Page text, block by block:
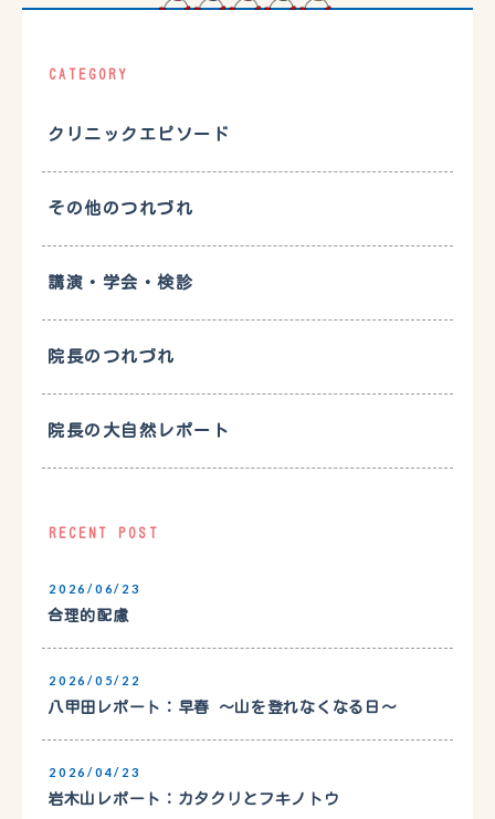
CATEGORY
クリニックエピソード
その他のつれづれ
講演・学会・検診
院長のつれづれ
院長の大自然レポート
RECENT POST
2026/06/23
合理的配慮
2026/05/22
八甲田レポート：早春 〜山を登れなくなる日〜
2026/04/23
岩木山レポート：カタクリとフキノトウ